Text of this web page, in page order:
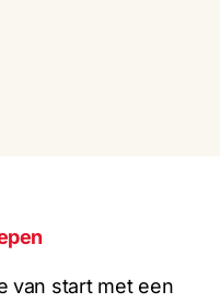
van start met een